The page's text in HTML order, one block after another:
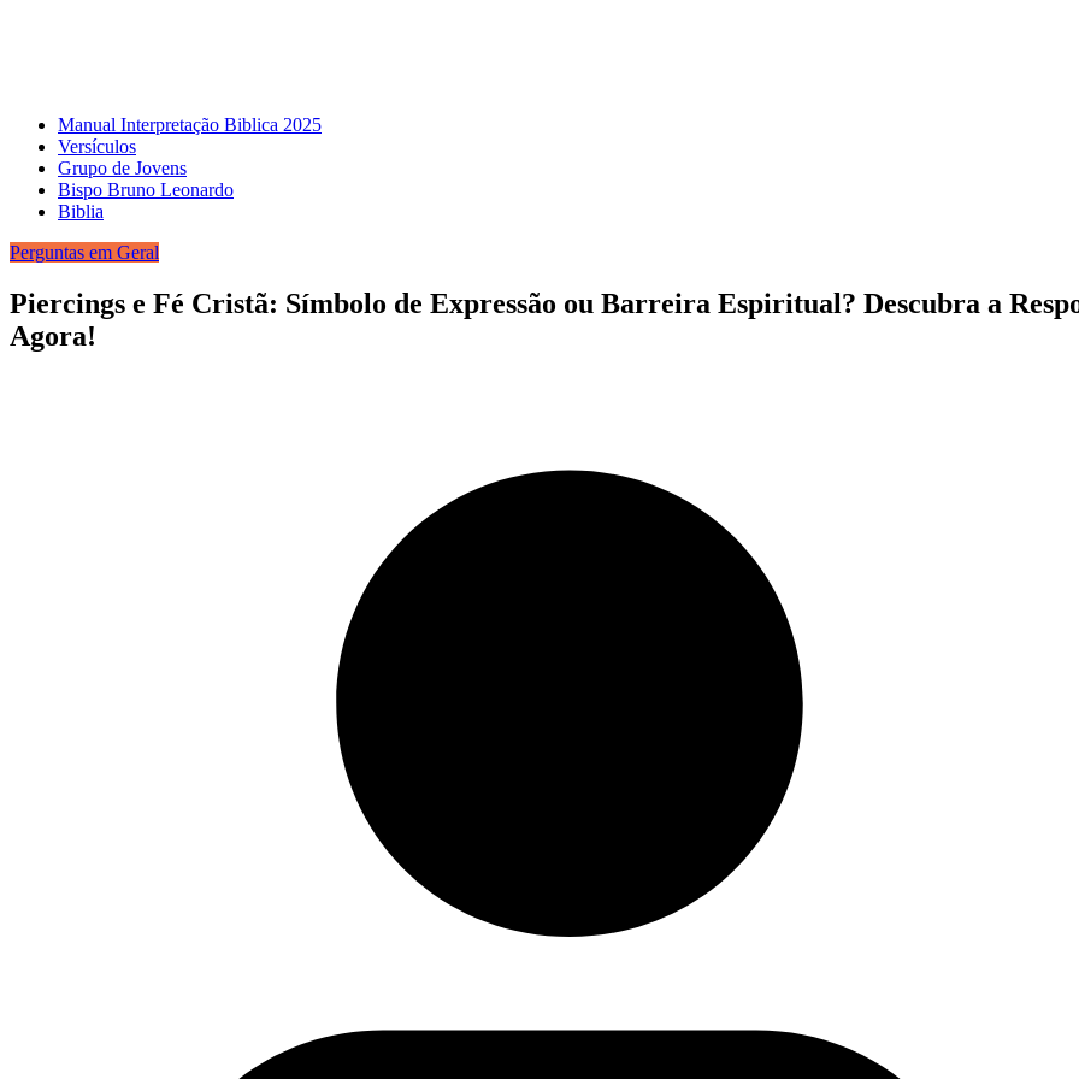
Manual Interpretação Biblica 2025
Versículos
Grupo de Jovens
Bispo Bruno Leonardo
Biblia
Perguntas em Geral
Piercings e Fé Cristã: Símbolo de Expressão ou Barreira Espiritual? Descubra a
Agora!